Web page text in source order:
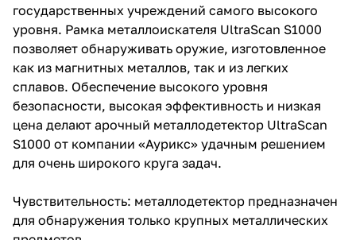
государственных учреждений самого высокого
уровня. Рамка металлоискателя UltraScan S1000
позволяет обнаруживать оружие, изготовленное
как из магнитных металлов, так и из легких
сплавов. Обеспечение высокого уровня
безопасности, высокая эффективность и низкая
цена делают арочный металлодетектор UltraScan
S1000 от компании «Аурикс» удачным решением
для очень широкого круга задач.
Чувствительность: металлодетектор предназначен
для обнаружения только крупных металлических